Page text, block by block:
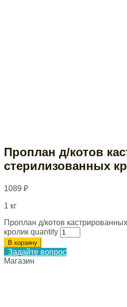
Проплан д/котов
стерилизованных
1089 ₽
1 кг
Проплан д/котов
кролик quantity
В корзину
Задайте вопрос
Магазин